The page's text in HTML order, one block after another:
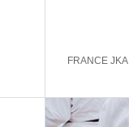
FRANCE JKA